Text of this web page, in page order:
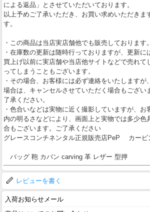
による返品」とさせていただいております。
以上予めご了承いただき、お買い求めいただきま
す。
・この商品は当店実店舗他でも販売しております。
・在庫数の更新は随時行っておりますが、更新に
買上げ以前に実店舗や当店他サイトなどで売れて
ってしまうこともございます。
・その場合、お客様には必ず連絡をいたします
場合は、キャンセルさせていただく場合もござい
了承ください。
・色合いなどは実物に近く撮影していますが、お
内の明るさなどにより、画面上と実物では多少色
合もございます。ご了承ください
グレースコンチネンタル正規販売店PeP カービ
バッグ 鞄 カバン carving 革 レザー 型押
レビューを書く
入荷お知らせメール